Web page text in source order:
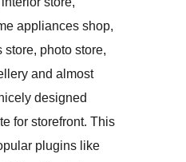
appliances shop,
photo store,
and almost
designed
for storefront. This
plugins like